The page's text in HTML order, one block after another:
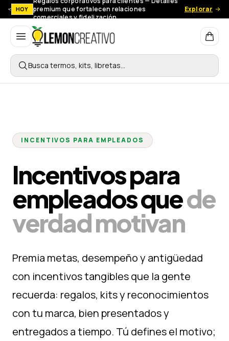
HOY
premium que fortalecen relaciones
comerciales y fidelización.
Explorar
Lemon Creativo
Busca termos, kits, libretas…
INCENTIVOS PARA EMPLEADOS
Incentivos para
empleados quede
verdad motivan
Premia metas, desempeño y antigüedad
con incentivos tangibles que la gente
recuerda: regalos, kits y reconocimientos
con tu marca, bien presentados y
entregados a tiempo. Tú defines el motivo;